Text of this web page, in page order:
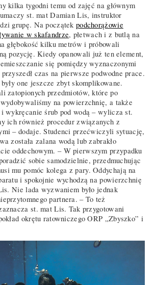
kilka tygodni temu od zajęć na głównym
st. mat Damian Lis, instruktor
grupę. Na początekpodchorążowie
w skafandrze, płetwach i z butlą na
głębokość kilku metrów i próbowali
pozycję. Kiedy opanowali już ten element,
się pomiędzy wyznaczonymi
czas na pierwsze podwodne prace.
one jeszcze zbyt skomplikowane.
zatopionych przedmiotów, które po
na powierzchnię, a także
śrub pod wodą – wylicza st.
ich również procedur związanych z
– dodaje. Studenci przećwiczyli sytuację,
została zalana wodą lub zabrakło
oddechowym. – W pierwszym przypadku
sobie samodzielnie, przedmuchując
mu pomóc kolega z pary. Oddychają na
i spokojnie wychodzą na powierzchnię
Nie lada wyzwaniem było jednak
partnera. – To też
st. mat Lis. Tak przygotowani
okrętu ratowniczego ORP „Zbyszko” i